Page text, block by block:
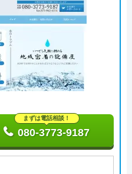
まずは電話相談！
080-3773-9187